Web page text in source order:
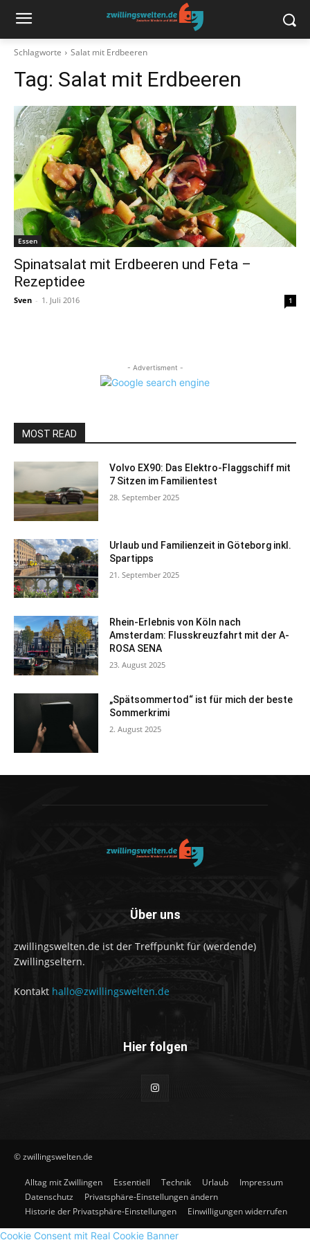
Schlagworte Salat mit Erdbeeren
Tag: Salat mit Erdbeeren
Essen
Spinatsalat mit Erdbeeren und Feta –
Rezeptidee
Sven - 1. Juli 2016 1
- Advertisment -
MOST READ
Volvo EX90: Das Elektro-Flaggschiff mit
7 Sitzen im Familientest
28. September 2025
Urlaub und Familienzeit in Göteborg inkl.
Spartipps
21. September 2025
Rhein-Erlebnis von Köln nach
Amsterdam: Flusskreuzfahrt mit der A-
ROSA SENA
23. August 2025
„Spätsommertod“ ist für mich der beste
Sommerkrimi
2. August 2025
Über uns
zwillingswelten.de ist der Treffpunkt für (werdende)
Zwillingseltern.
Kontakt hallo@zwillingswelten.de
Hier folgen
© zwillingswelten.de
Alltag mit Zwillingen Essentiell Technik Urlaub
Impressum
Datenschutz
Privatsphäre-Einstellungen ändern
Historie der Privatsphäre-Einstellungen
Einwilligungen widerrufen
Cookie Consent mit Real Cookie Banner